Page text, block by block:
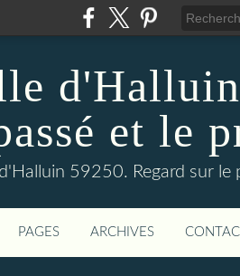
et le
59250. Regard sur le
PAGES ARCHIVES